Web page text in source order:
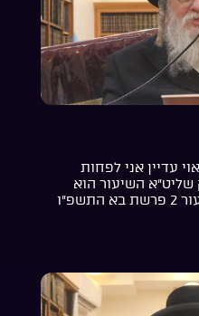
עדיין אני לפחות
שליט”א השיעור הוא